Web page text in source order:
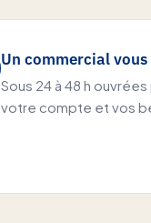
Un commercial
Sous 24 à 48 h
votre compte et vos